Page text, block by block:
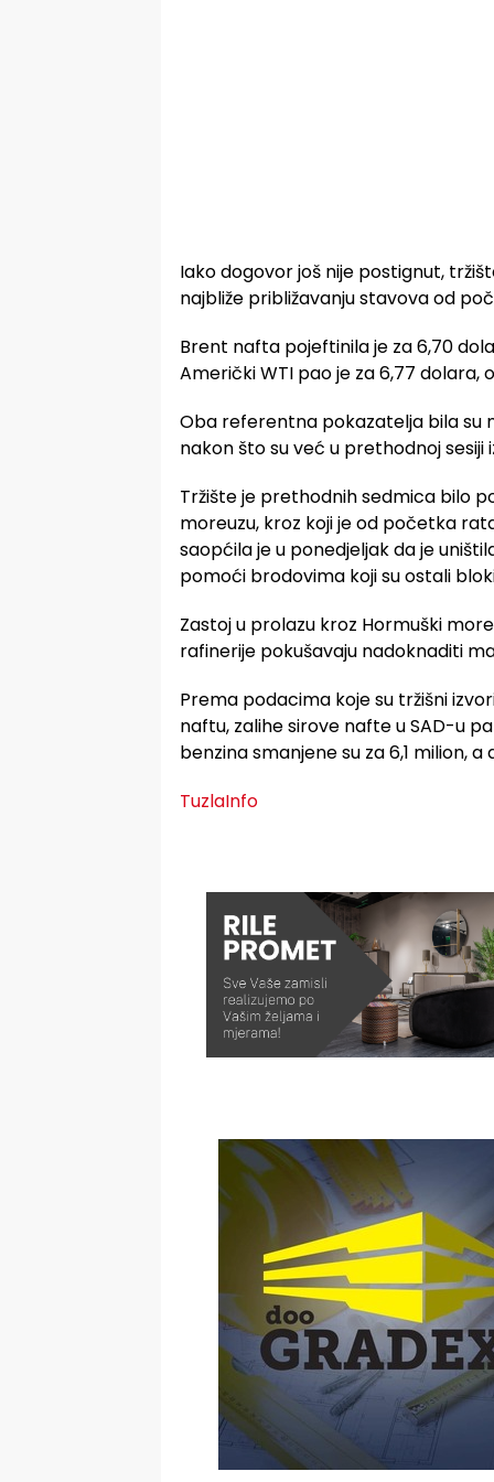
Iako dogovor još nije postignut,
najbliže približavanju stavova od
Brent nafta pojeftinila je za 6,70
Američki WTI pao je za 6,77 dolara,
Oba referentna pokazatelja bila su
nakon što su već u prethodnoj
Tržište je prethodnih sedmica bilo
moreuzu, kroz koji je od početka
saopćila je u ponedjeljak da je
pomoći brodovima koji su ostali
Zastoj u prolazu kroz Hormuški
rafinerije pokušavaju nadoknaditi
Prema podacima koje su tržišni
naftu, zalihe sirove nafte u SAD-u
benzina smanjene su za 6,1 milion,
TuzlaInfo